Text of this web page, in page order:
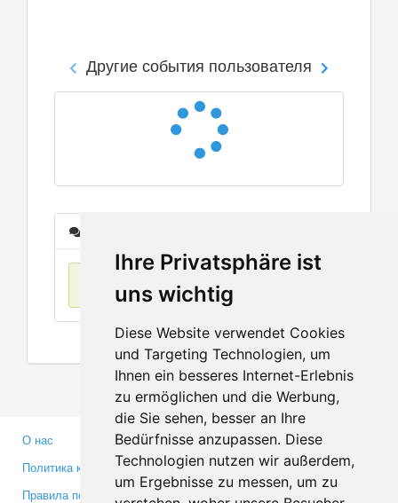
Ihre Privatsphäre ist
uns wichtig
Diese Website verwendet Cookies
und Targeting Technologien, um
Ihnen ein besseres Internet-Erlebnis
zu ermöglichen und die Werbung,
die Sie sehen, besser an Ihre
Bedürfnisse anzupassen. Diese
Technologien nutzen wir außerdem,
um Ergebnisse zu messen, um zu
Другие события пользователя
О нас
Политика конфиденциальности
Правила пользования
Партнерам
Инвесторам